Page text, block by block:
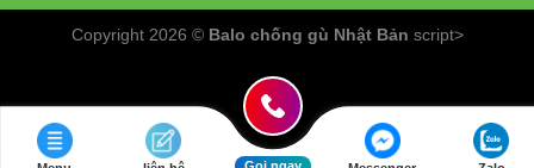
Để tạo thành hệ thống cảnh báo đồng bộ, bạn cần:
Lắp đặt thiết bị đầu tiên theo hướng dẫn trên
Copyright 2026 © Balo chống gù Nhật Bản script>